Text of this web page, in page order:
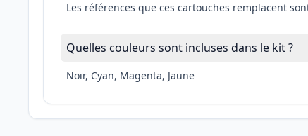
Les références que ces cartouches remplacent
Quelles couleurs sont incluses dans le kit ?
Noir, Cyan, Magenta, Jaune